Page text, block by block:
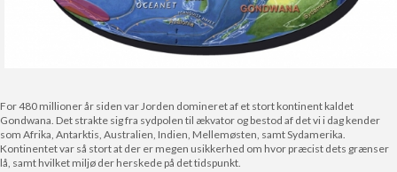
For 480 millioner år siden var Jorden domineret af et stort kontinent kaldet
Gondwana. Det strakte sig fra sydpolen til ækvator og bestod af det vi i dag kender
som Afrika, Antarktis, Australien, Indien, Mellemøsten, samt Sydamerika.
Kontinentet var så stort at der er megen usikkerhed om hvor præcist dets grænser
lå, samt hvilket miljø der herskede på det tidspunkt.